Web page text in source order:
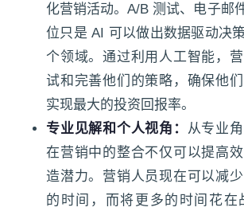
化营销活动。A/B 测试、电子邮
位只是 AI 可以做出数据驱动决
个领域。通过利用人工智能，
试和完善他们的策略，确保他
实现最大的投资回报率。
专业见解和个人视角： 从专业
在营销中的整合不仅可以提高
造潜力。营销人员现在可以减
的时间，而将更多的时间花在